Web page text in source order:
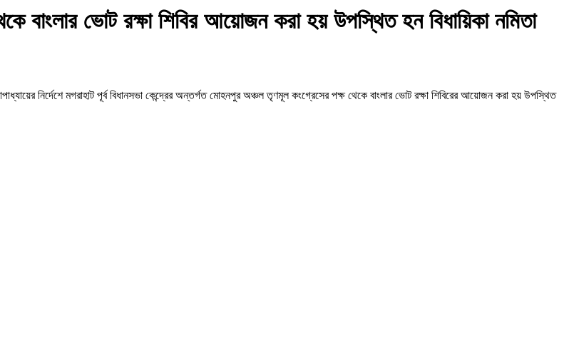
বাংলার ভোট রক্ষা শিবির আয়োজন করা হয় উপস্থিত হন বিধায়িকা নমিতা
নির্দেশে মগরাহাট পূর্ব বিধানসভা কেন্দ্রের অন্তর্গত মোহনপুর অঞ্চল তৃণমূল কংগ্রেসের পক্ষ থেকে বাংলার ভোট রক্ষা শিবিরের আয়োজন করা হয় উপস্থিত